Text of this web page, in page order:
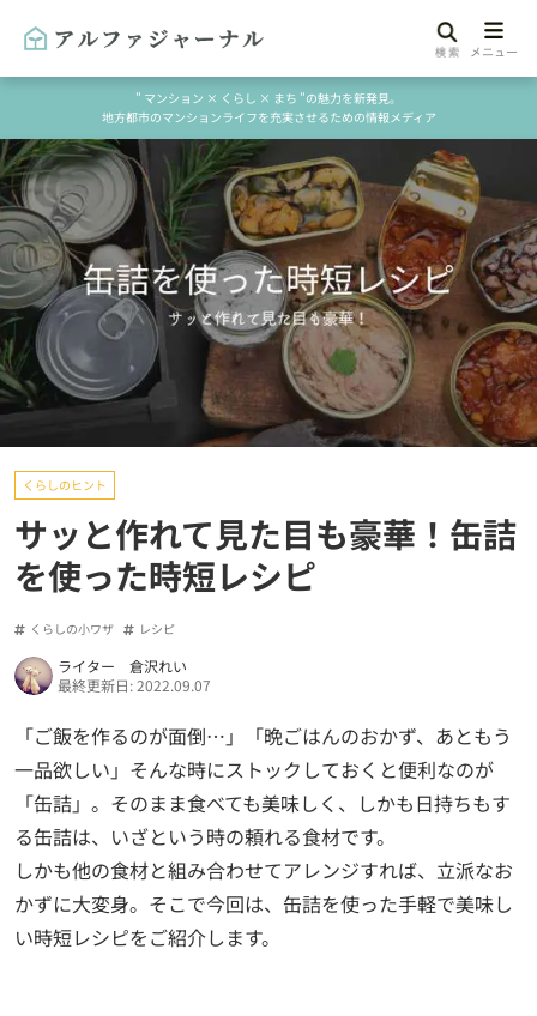
" マンション × くらし × まち "の魅力を新発見。
地方都市のマンションライフを充実させるための情報メディア
くらしのヒント
サッと作れて見た目も豪華！缶詰
を使った時短レシピ
くらしの小ワザ レシピ
ライター 倉沢れい
最終更新日: 2022.09.07
「ご飯を作るのが面倒…」「晩ごはんのおかず、あともう
一品欲しい」そんな時にストックしておくと便利なのが
「缶詰」。そのまま食べても美味しく、しかも日持ちもす
る缶詰は、いざという時の頼れる食材です。
しかも他の食材と組み合わせてアレンジすれば、立派なお
かずに大変身。そこで今回は、缶詰を使った手軽で美味し
い時短レシピをご紹介します。